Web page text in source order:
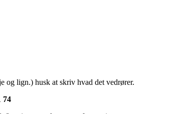
lign.) husk at skriv hvad det vedrører.
74